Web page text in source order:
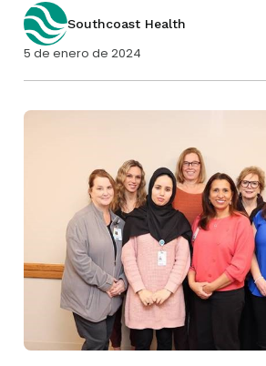
Southcoast Health
5 de enero de 2024